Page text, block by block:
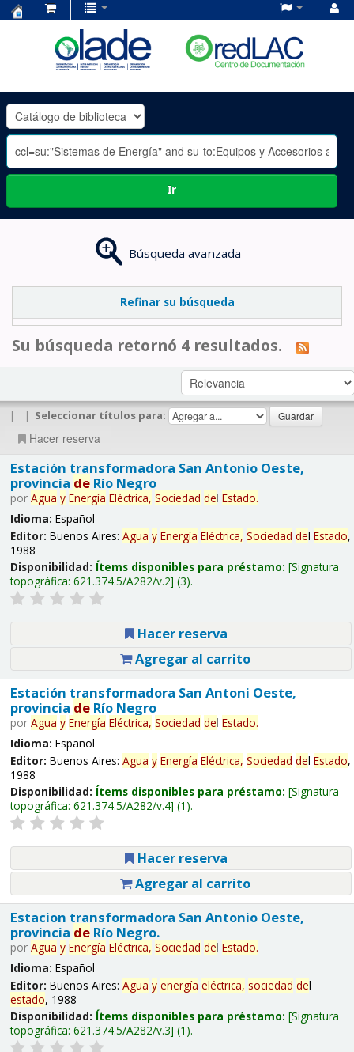
OLADE
-
Ir
Búsqueda avanzada
Refinar su búsqueda
Su búsqueda retornó 4 resultados.
| | Seleccionar títulos para:
Hacer reserva
Estación transformadora San Antonio Oeste,
provincia deRío Negro
por Agua y Energía Eléctrica, Sociedad del Estado.
Idioma: Español
Editor: Buenos Aires: Agua y Energía Eléctrica, Sociedad del Estado,
1988
Disponibilidad: Ítems disponibles para préstamo: Signatura
topográfica: 621.374.5/A282/v.2 (3).
Hacer reserva
Agregar al carrito
Estación transformadora San Antoni Oeste,
provincia deRío Negro
por Agua y Energía Eléctrica, Sociedad del Estado.
Idioma: Español
Editor: Buenos Aires: Agua y Energía Eléctrica, Sociedad del Estado,
1988
Disponibilidad: Ítems disponibles para préstamo: Signatura
topográfica: 621.374.5/A282/v.4 (1).
Hacer reserva
Agregar al carrito
Estacion transformadora San Antonio Oeste,
provincia deRío Negro.
por Agua y Energía Eléctrica, Sociedad del Estado.
Idioma: Español
Editor: Buenos Aires: Agua y energía eléctrica, sociedad del
estado, 1988
Disponibilidad: Ítems disponibles para préstamo: Signatura
topográfica: 621.374.5/A282/v.3 (1).